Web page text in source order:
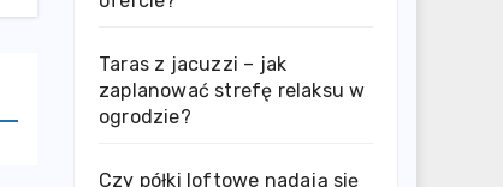
Taras z jacuzzi – jak
zaplanować strefę relaksu w
ogrodzie?
Czy półki loftowe nadają się